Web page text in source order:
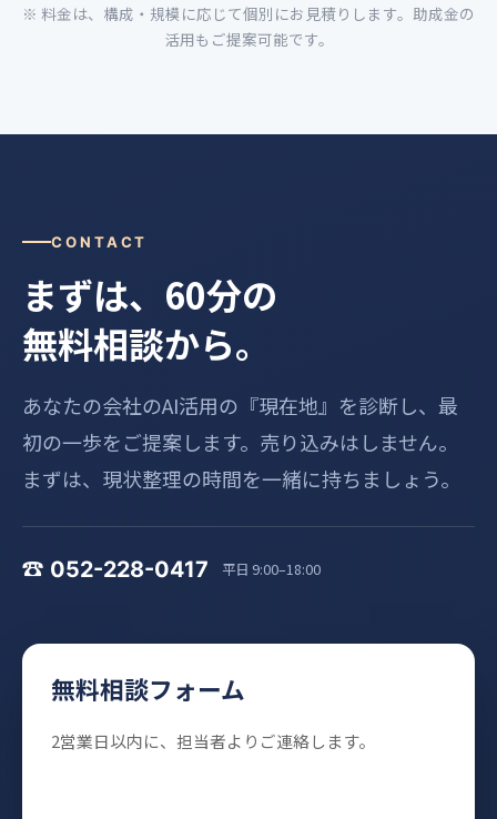
※ 料金は、構成・規模に応じて個別にお見積りします。助成金の
活用もご提案可能です。
CONTACT
まずは、60分の
無料相談から。
あなたの会社のAI活用の『現在地』を診断し、最
初の一歩をご提案します。売り込みはしません。
まずは、現状整理の時間を一緒に持ちましょう。
☎ 052-228-0417 平日 9:00–18:00
無料相談フォーム
2営業日以内に、担当者よりご連絡します。